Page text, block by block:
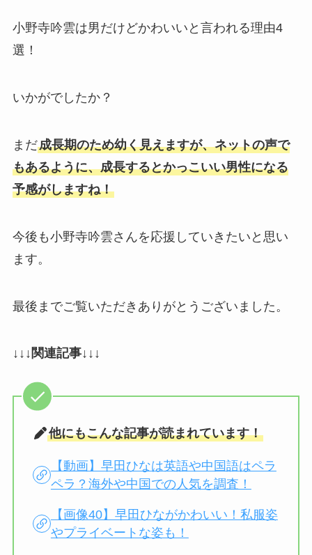
小野寺吟雲は男だけどかわいいと言われる理由4
選！
いかがでしたか？
まだ成長期のため幼く見えますが、ネットの声で
もあるように、成長するとかっこいい男性になる
予感がしますね！
今後も小野寺吟雲さんを応援していきたいと思い
ます。
最後までご覧いただきありがとうございました。
↓↓↓関連記事↓↓↓
他にもこんな記事が読まれています！
【動画】早田ひなは英語や中国語はペラ
ペラ？海外や中国での人気を調査！
【画像40】早田ひながかわいい！私服姿
やプライベートな姿も！